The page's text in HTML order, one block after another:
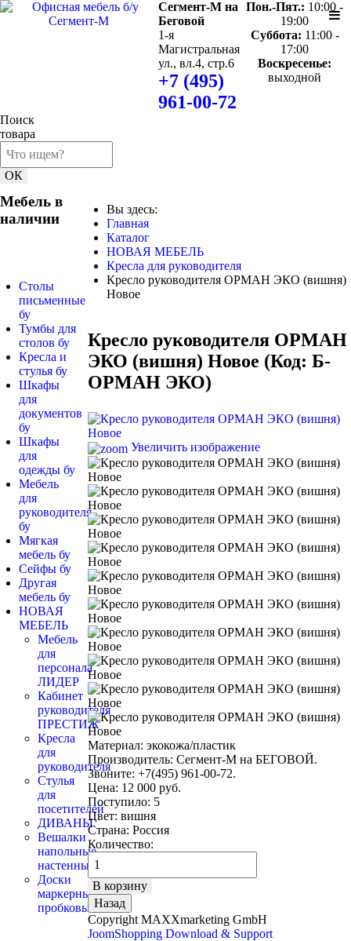
Сегмент-М на
Беговой
1-я
Магистральная
ул., вл.4, стр.6
+7 (495)
961-00-72
Пон.-Пят.: 10:00 -
19:00
Суббота: 11:00 -
17:00
Воскресенье:
выходной
Поиск
товара
ОК
Мебель в
наличии
Столы
письменные
бу
Тумбы для
столов бу
Кресла и
стулья бу
Шкафы
для
документов
бу
Шкафы
для
одежды бу
Мебель
для
руководителя
бу
Мягкая
мебель бу
Сейфы бу
Другая
мебель бу
НОВАЯ
МЕБЕЛЬ
Мебель
для
персонала
ЛИДЕР
Кабинет
руководителя
ПРЕСТИЖ
Кресла
для
руководителя
Стулья
для
посетителей
ДИВАНЫ
Вешалки
напольные,
настенные
Доски
маркерные,
пробковые
Вы здесь:
Главная
Каталог
НОВАЯ МЕБЕЛЬ
Кресла для руководителя
Кресло руководителя ОРМАН ЭКО (вишня)
Новое
Кресло руководителя ОРМАН
ЭКО (вишня) Новое (Код: Б-
ОРМАН ЭКО)
Увеличить изображение
Материал: экокожа/пластик
Производитель: Сегмент-М на БЕГОВОЙ.
Звоните: +7(495) 961-00-72.
Цена: 12 000 руб.
Поступило: 5
Цвет: вишня
Страна: Россия
Количество:
Copyright MAXXmarketing GmbH
JoomShopping Download & Support